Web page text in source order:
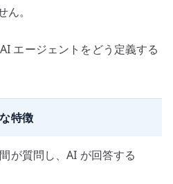
。
エージェントをどう定義する
特徴
が質問し、AI が回答する